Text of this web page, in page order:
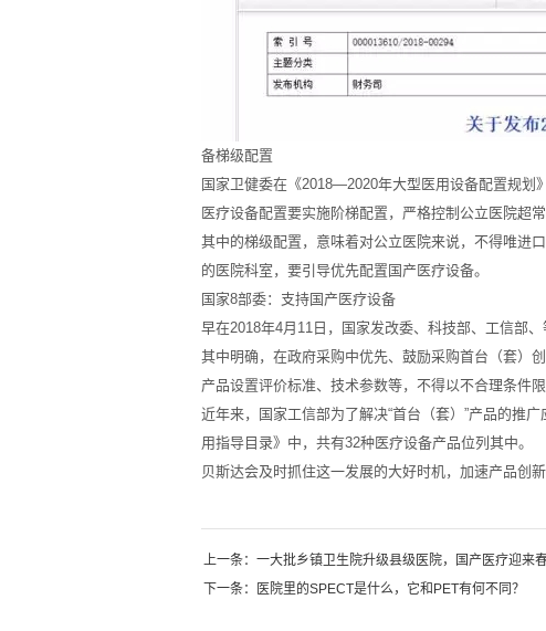
备梯级配置
国家卫健委在《2018—2020年大型医用设备配置规划
医疗设备配置要实施阶梯配置，严格控制公立医院超常
其中的梯级配置，意味着对公立医院来说，不得唯进
的医院科室，要引导优先配置国产医疗设备。
国家8部委：支持国产医疗设备
早在2018年4月11日，国家发改委、科技部、工信部
其中明确，在政府采购中优先、鼓励采购首台（套）
产品设置评价标准、技术参数等，不得以不合理条件
近年来，国家工信部为了解决“首台（套）”产品的推
用指导目录》中，共有32种医疗设备产品位列其中。
贝斯达会及时抓住这一发展的大好时机，加速产品创
上一条： 一大批乡镇卫生院升级县级医院，国产医疗迎来春
下一条：
医院里的SPECT是什么，它和PET有何不同？